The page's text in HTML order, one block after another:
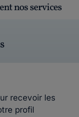
nos services
recevoir les
profil